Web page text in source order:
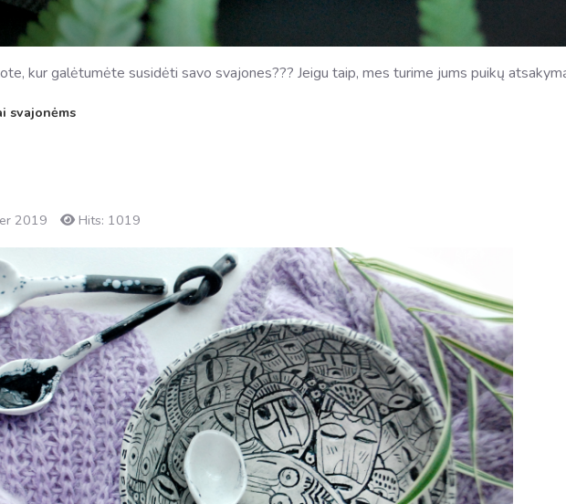
kur galėtumėte susidėti savo svajones??? Jeigu taip, mes turime jums puikų
svajonėms
2019 Hits: 1019